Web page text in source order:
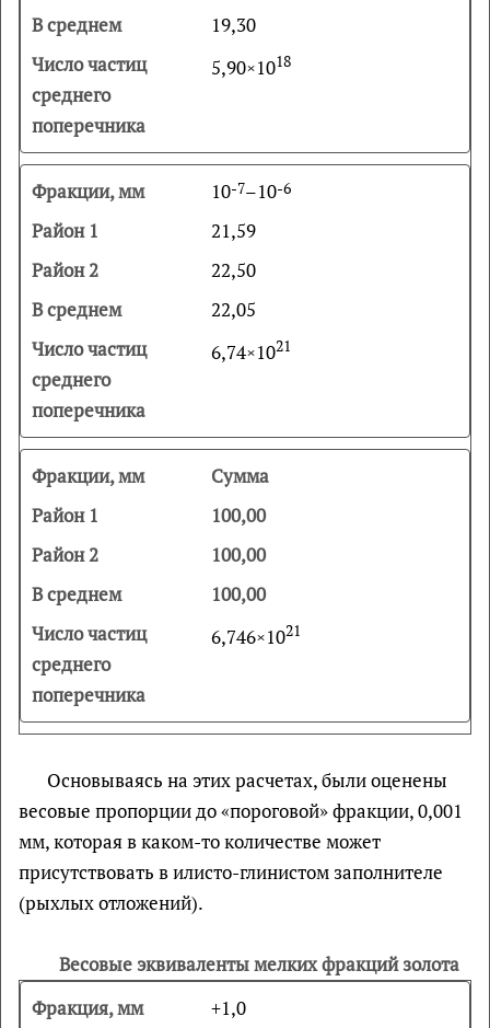
19,30
5,90×1018
10-7–10-6
21,59
22,50
22,05
6,74×1021
Сумма
100,00
100,00
100,00
6,746×1021
Основываясь на этих расчетах, были оценены
весовые пропорции до «пороговой» фракции, 0,001
мм, которая в каком-то количестве может
присутствовать в илисто-глинистом заполнителе
(рыхлых отложений).
Весовые эквиваленты мелких фракций золота
+1,0